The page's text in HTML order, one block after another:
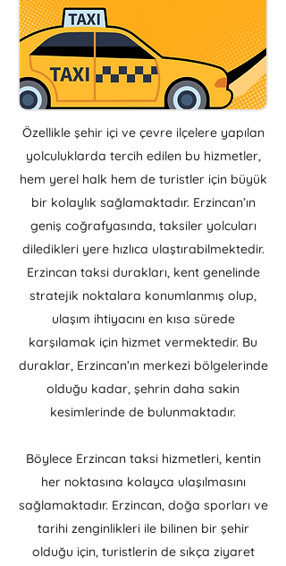
Özellikle şehir içi ve çevre ilçelere yapılan
yolculuklarda tercih edilen bu hizmetler,
hem yerel halk hem de turistler için büyük
bir kolaylık sağlamaktadır. Erzincan’ın
geniş coğrafyasında, taksiler yolcuları
diledikleri yere hızlıca ulaştırabilmektedir.
Erzincan taksi durakları, kent genelinde
stratejik noktalara konumlanmış olup,
ulaşım ihtiyacını en kısa sürede
karşılamak için hizmet vermektedir. Bu
duraklar, Erzincan’ın merkezi bölgelerinde
olduğu kadar, şehrin daha sakin
kesimlerinde de bulunmaktadır.
Böylece Erzincan taksi hizmetleri, kentin
her noktasına kolayca ulaşılmasını
sağlamaktadır. Erzincan, doğa sporları ve
tarihi zenginlikleri ile bilinen bir şehir
olduğu için, turistlerin de sıkça ziyaret